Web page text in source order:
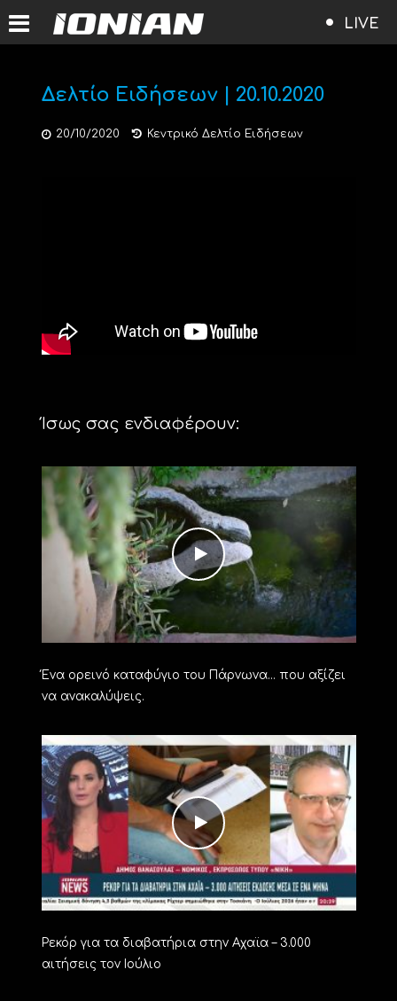
LIVE
Δελτίο Ειδήσεων | 20.10.2020
20/10/2020 Κεντρικό Δελτίο Ειδήσεων
Ίσως σας ενδιαφέρουν:
Ένα ορεινό καταφύγιο του Πάρνωνα… που αξίζει
να ανακαλύψεις.
Ρεκόρ για τα διαβατήρια στην Αχαϊα – 3.000
αιτήσεις τον Ιούλιο